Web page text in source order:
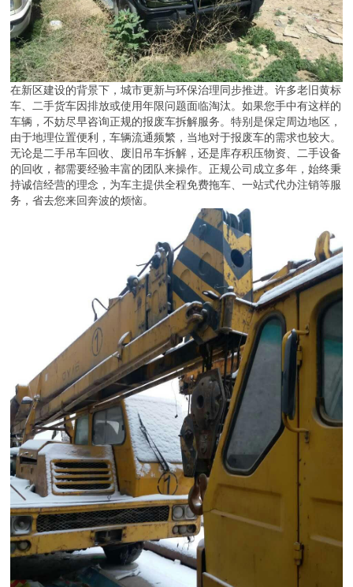
在新区建设的背景下，城市更新与环保治理同步推进。许多老旧黄标
车、二手货车因排放或使用年限问题面临淘汰。如果您手中有这样的
车辆，不妨尽早咨询正规的报废车拆解服务。特别是保定周边地区，
由于地理位置便利，车辆流通频繁，当地对于报废车的需求也较大。
无论是二手吊车回收、废旧吊车拆解，还是库存积压物资、二手设备
的回收，都需要经验丰富的团队来操作。正规公司成立多年，始终秉
持诚信经营的理念，为车主提供全程免费拖车、一站式代办注销等服
务，省去您来回奔波的烦恼。